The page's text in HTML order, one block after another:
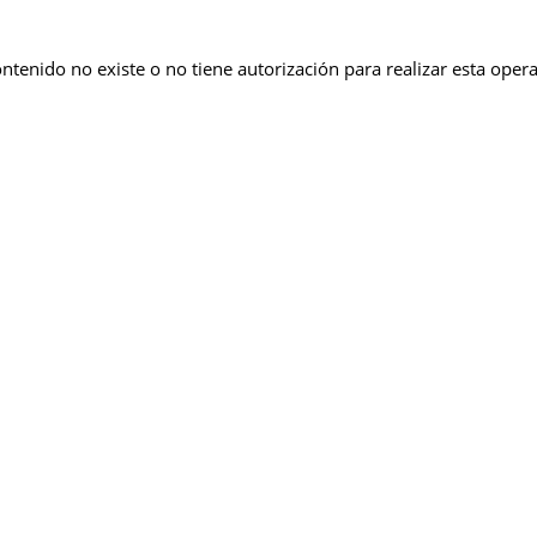
no existe o no tiene autorización para realizar esta